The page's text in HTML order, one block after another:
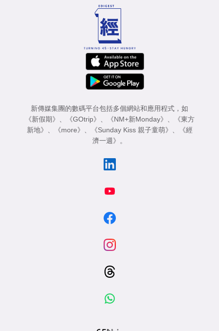
新傳媒集團的數碼平台包括多個網站和應用程式，如
《新假期》 、 《GOtrip》 、 《NM+新Monday》 、
《東方
新地》 、 《more》 、 《Sunday Kiss 親子童萌》 、
《經
濟一週》 。